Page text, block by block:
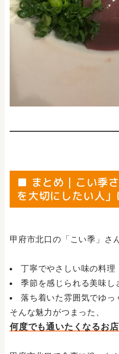
■ まとめ｜こい季
を大切にしたい人
甲府市北口の「こい季」さ
丁寧でやさしい味の料理
季節を感じられる美味し
落ち着いた雰囲気でゆっ
そんな魅力がつまった、
何度でも通いたくなるお店